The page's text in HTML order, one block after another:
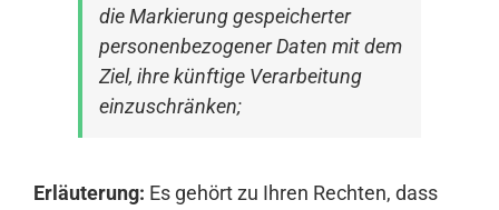
die Markierung gespeicherter
personenbezogener Daten mit dem
Ziel, ihre künftige Verarbeitung
einzuschränken;
Erläuterung: Es gehört zu Ihren Rechten, dass